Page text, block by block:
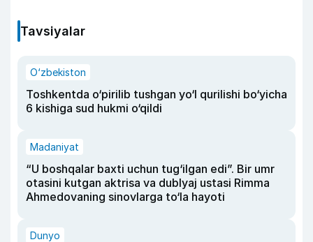
Tavsiyalar
O‘zbekiston
Toshkentda o‘pirilib tushgan yo‘l qurilishi bo‘yicha
6 kishiga sud hukmi o‘qildi
Madaniyat
“U boshqalar baxti uchun tug‘ilgan edi”. Bir umr
otasini kutgan aktrisa va dublyaj ustasi Rimma
Ahmedovaning sinovlarga to‘la hayoti
Dunyo